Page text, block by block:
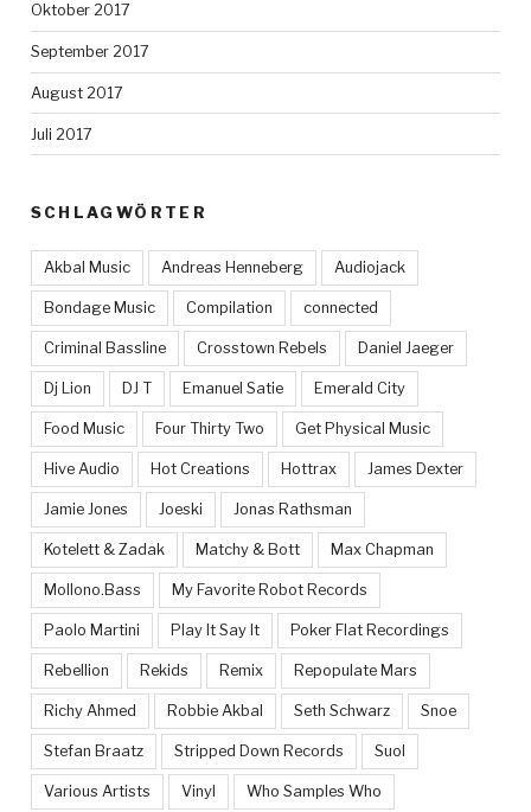
Oktober 2017
September 2017
August 2017
Juli 2017
SCHLAGWÖRTER
Akbal Music Andreas Henneberg Audiojack
Bondage Music Compilation connected
Criminal Bassline Crosstown Rebels Daniel Jaeger
Dj Lion DJ T Emanuel Satie Emerald City
Food Music Four Thirty Two Get Physical Music
Hive Audio Hot Creations Hottrax James Dexter
Jamie Jones Joeski Jonas Rathsman
Kotelett & Zadak Matchy & Bott Max Chapman
Mollono.Bass My Favorite Robot Records
Paolo Martini Play It Say It Poker Flat Recordings
Rebellion Rekids Remix Repopulate Mars
Richy Ahmed Robbie Akbal Seth Schwarz Snoe
Stefan Braatz Stripped Down Records Suol
Various Artists Vinyl Who Samples Who